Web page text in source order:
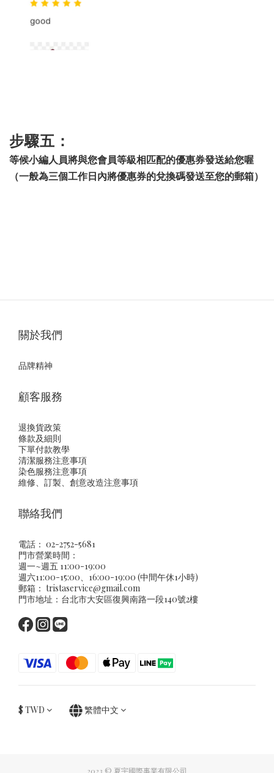
步驟五：
等候小編人員將與您會員等級相匹配的優惠券發送給您喔
（一般為三個工作日內將優惠券的兌換碼發送至您的郵箱）
關於我們
品牌精神
顧客服務
退換貨政策
條款及細則
下單付款教學
清潔服務注意事項
染色服務注意事項
維修、訂製、創意改造注意事項
聯絡我們
電話： 02-2752-5681
門市營業時間：
週一~週五 11:00-19:00
週六11:00-15:00、16:00-19:00 (中間午休1小時)
郵箱： tristaservice@gmail.com
門市地址：台北市大安區復興南路一段140號2樓
$ TWD 繁體中文
2023 © 夏宇國際事業有限公司